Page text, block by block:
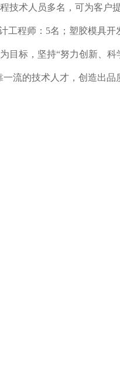
技术人员多名，可为客户
工程师：5名；塑胶模具开
目标，坚持“努力创新、
流的技术人才，创造出